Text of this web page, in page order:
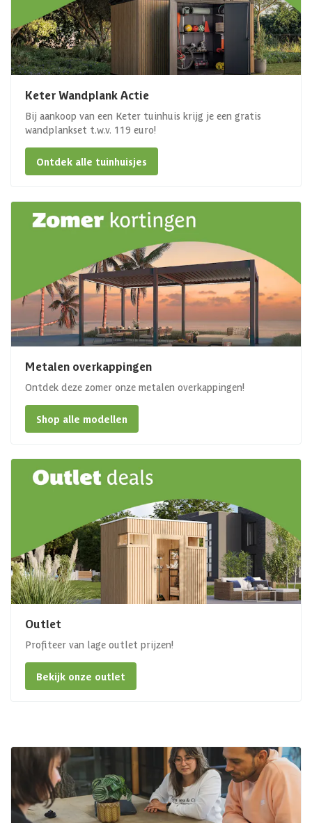
Keter Wandplank Actie
Bij aankoop van een Keter tuinhuis krijg je een gratis
wandplankset t.w.v. 119 euro!
Ontdek alle tuinhuisjes
Metalen overkappingen
Ontdek deze zomer onze metalen overkappingen!
Shop alle modellen
Outlet
Profiteer van lage outlet prijzen!
Bekijk onze outlet